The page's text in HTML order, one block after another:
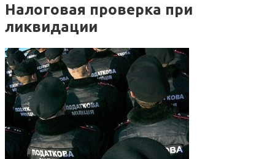
Налоговая проверка при
ликвидации